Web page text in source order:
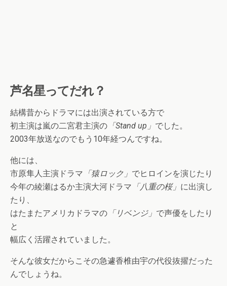
芦名星ってだれ？
結構昔からドラマには出演されている方で
初主演は嵐の二宮君主演の 「Stand up」 でした。
2003年放送なのでもう10年経つんですね。
他には、
市原隼人主演ドラマ 「猿ロック」 でヒロインを演じたり
今年の綾瀬はるか主演大河ドラマ 「八重の桜」 に出演し
たり、
はたまたアメリカドラマの 「リベンジ」 で声優をしたり
と
幅広く活躍されていました。
そんな彼女だからこその急遽香椎由宇の代役抜擢だった
んでしょうね。